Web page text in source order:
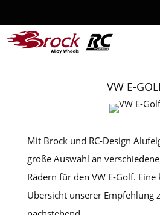
VW E-
Mit Brock und RC-Design
große Auswahl an
Rädern für den VW E-Golf.
Übersicht unserer Empfehlung